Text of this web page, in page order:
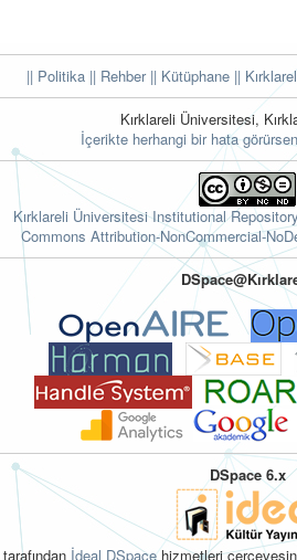
|| Politika || Rehber|| Kütüphane ||
Kırklareli Üniversitesi,
İçerikte herhangi bir hata
Kırklareli Üniversitesi Institutional Repository
Commons Attribution-NonCommercial-
DSpace 6.x
tarafından İdeal DSpacehizmetleri